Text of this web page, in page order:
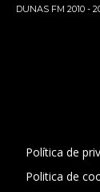
DUNAS FM 2010 -
Política de
Politica de